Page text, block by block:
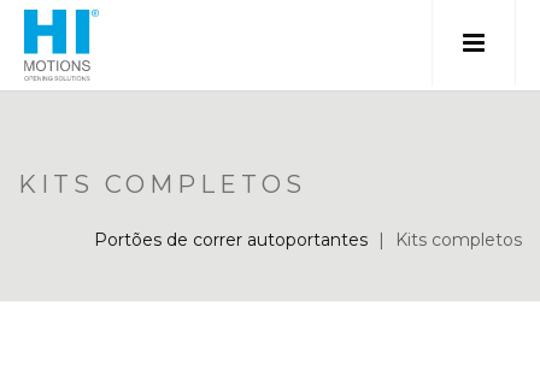
KITS COMPLETOS
Portões de correr autoportantes | Kits completos